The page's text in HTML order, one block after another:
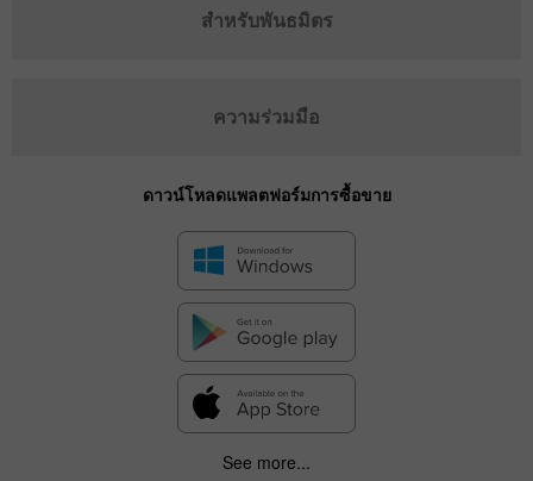
สำหรับพันธมิตร
ความร่วมมือ
ดาวน์โหลดแพลตฟอร์มการซื้อขาย
See more...